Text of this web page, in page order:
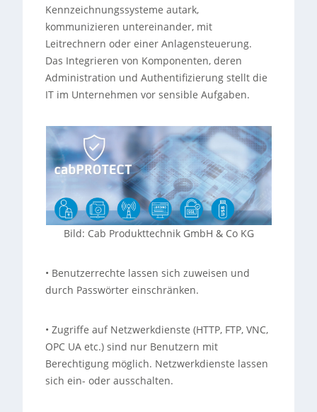
Kennzeichnungssysteme autark,
kommunizieren untereinander, mit
Leitrechnern oder einer Anlagensteuerung.
Das Integrieren von Komponenten, deren
Administration und Authentifizierung stellt die
IT im Unternehmen vor sensible Aufgaben.
Bild: Cab Produkttechnik GmbH & Co KG
• Benutzerrechte lassen sich zuweisen und
durch Passwörter einschränken.
• Zugriffe auf Netzwerkdienste (HTTP, FTP, VNC,
OPC UA etc.) sind nur Benutzern mit
Berechtigung möglich. Netzwerkdienste lassen
sich ein- oder ausschalten.